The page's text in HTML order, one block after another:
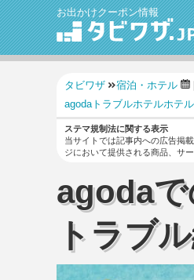
お出かけクーポン情報
タビワザ 宿泊・ホテル
agodaトラブルホテルホテ
ステマ規制法に関する表示
当サイトでは記事内への広告掲
ジにおいて提供される商品、サ
agodaで
トラブ